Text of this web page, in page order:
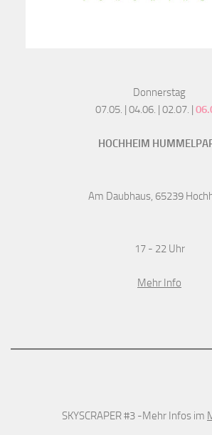
Donnerstag
07.05. | 04.06. | 02.07. |
HOCHHEIM
Am Daubhaus, 65239
17 - 22 Uhr
Mehr Info
SKYSCRAPER #3 -Mehr Infos im